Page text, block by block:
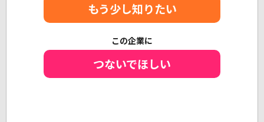
もう少し知りたい
この企業に
つないでほしい